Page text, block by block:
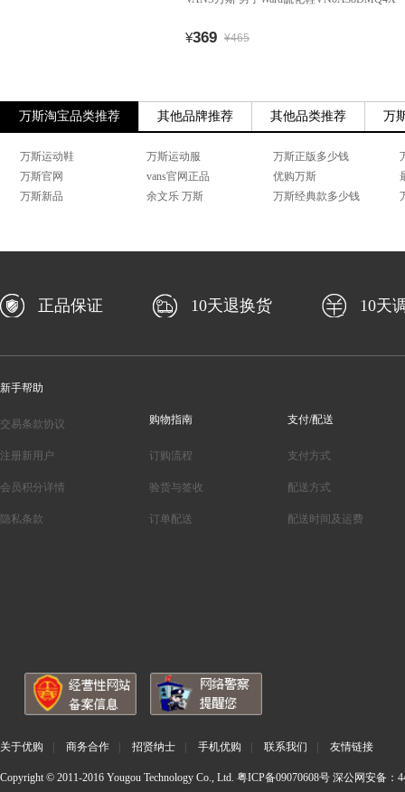
¥369 ¥465
万斯淘宝品类推荐 其他品牌推荐 其他品类推荐 万
万斯运动鞋 万斯运动服 万斯正版多少钱
万斯官网
vans官网正品 优购万斯
万斯新品
余文乐 万斯 万斯经典款多少钱
正品保证 10天退换货 10天
新手帮助
交易条款协议
注册新用户
会员积分详情
隐私条款
购物指南
订购流程
验货与签收
订单配送
支付/配送
支付方式
配送方式
配送时间及运费
关于优购 商务合作 招贤纳士 手机优购 联系我们 友情链接
Copyright © 2011-2016 Yougou Technology Co., Ltd. 粤ICP备09070608号 深公网安备：